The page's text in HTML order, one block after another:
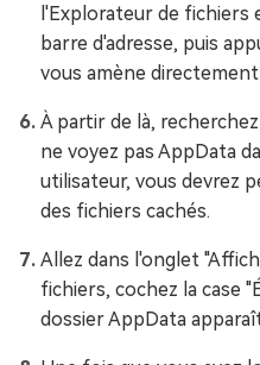
l'Explorateur de fichiers
barre d'adresse, puis
vous amène
À partir de là,
ne voyez pas AppData
utilisateur, vous devrez
des fichiers cachés.
Allez dans l'onglet
fichiers, cochez la case
dossier AppData